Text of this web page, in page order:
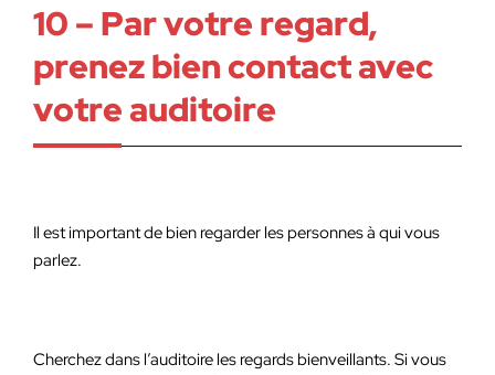
10 – Par votre regard,
prenez bien contact avec
votre auditoire
Il est important de bien regarder les personnes à qui vous
parlez.
Cherchez dans l’auditoire les regards bienveillants. Si vous